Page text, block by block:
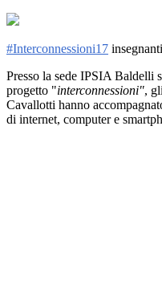
#Interconnessioni17
Presso la sede IPSIA Baldelli
progetto "interconnessioni",
Cavallotti hanno
di internet, computer e